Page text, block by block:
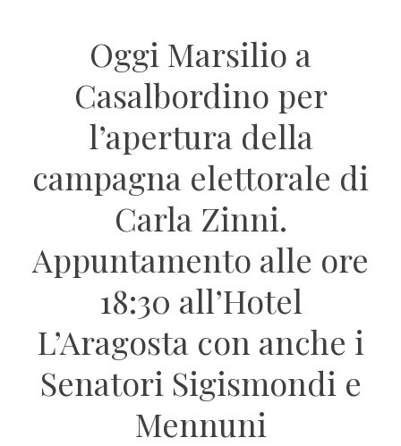
Oggi Marsilio a
Casalbordino per
l’apertura della
campagna elettorale di
Carla Zinni.
Appuntamento alle ore
18:30 all’Hotel
L’Aragosta con anche i
Senatori Sigismondi e
Mennuni